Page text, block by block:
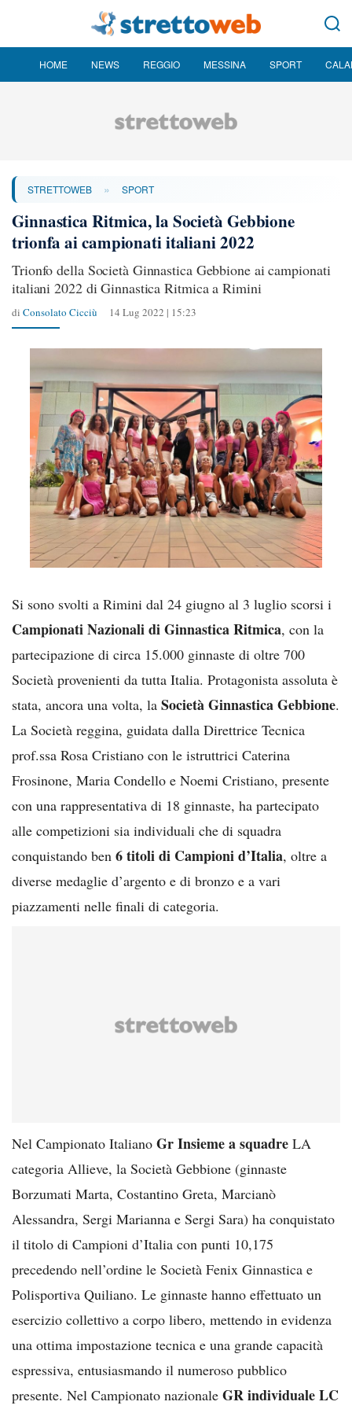
HOME NEWS REGGIO MESSINA SPORT
STRETTOWEB » SPORT
Ginnastica Ritmica, la Società Gebbione
trionfa ai campionati italiani 2022
Trionfo della Società Ginnastica Gebbione ai campionati
italiani 2022 di Ginnastica Ritmica a Rimini
di Consolato Cicciù 14 Lug 2022 | 15:23
Si sono svolti a Rimini dal 24 giugno al 3 luglio scorsi i
Campionati Nazionali di Ginnastica Ritmica, con la
partecipazione di circa 15.000 ginnaste di oltre 700
Società provenienti da tutta Italia. Protagonista assoluta è
stata, ancora una volta, la Società Ginnastica Gebbione.
La Società reggina, guidata dalla Direttrice Tecnica
prof.ssa Rosa Cristiano con le istruttrici Caterina
Frosinone, Maria Condello e Noemi Cristiano, presente
con una rappresentativa di 18 ginnaste, ha partecipato
alle competizioni sia individuali che di squadra
conquistando ben 6 titoli di Campioni d’Italia, oltre a
diverse medaglie d’argento e di bronzo e a vari
piazzamenti nelle finali di categoria.
Nel Campionato Italiano Gr Insieme a squadre LA
categoria Allieve, la Società Gebbione (ginnaste
Borzumati Marta, Costantino Greta, Marcianò
Alessandra, Sergi Marianna e Sergi Sara) ha conquistato
il titolo di Campioni d’Italia con punti 10,175
precedendo nell’ordine le Società Fenix Ginnastica e
Polisportiva Quiliano. Le ginnaste hanno effettuato un
esercizio collettivo a corpo libero, mettendo in evidenza
una ottima impostazione tecnica e una grande capacità
espressiva, entusiasmando il numeroso pubblico
presente. Nel Campionato nazionale GR individuale LC